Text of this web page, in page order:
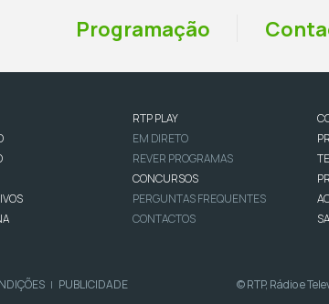
Programação
RTP PLAY
EM DIRETO
REVER PROGRAMAS
CONCURSOS
PERGUNTAS FREQUENTES
CONTACTOS
| PUBLICIDADE © RTP, Rádio e